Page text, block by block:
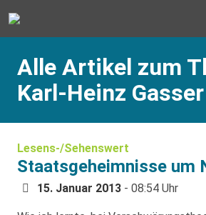
Alle Artikel zum
Karl-Heinz Gasser
Lesens-/Sehenswert
Staatsgeheimnisse um
15. Januar 2013 - 08:54 Uhr